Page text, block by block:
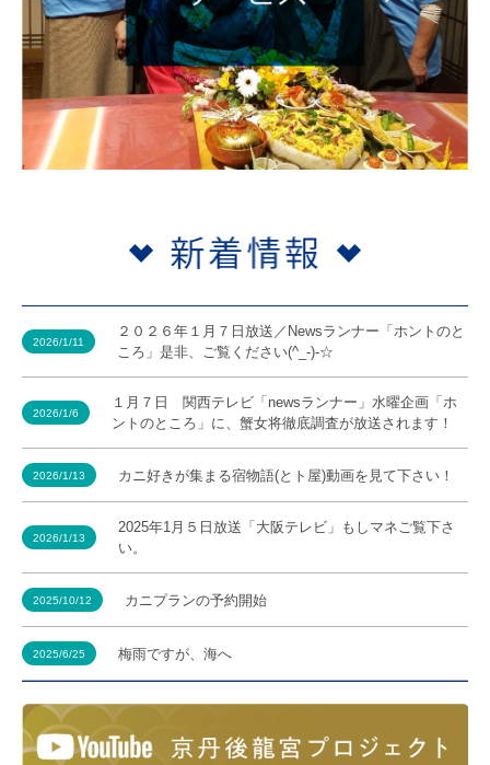
2026/1/11
２０２６年１月７日放送／Newsランナー「ホントのと
ころ」是非、ご覧ください(^_-)-☆
2026/1/6
１月７日 関西テレビ「newsランナー」水曜企画「ホ
ントのところ」に、蟹女将徹底調査が放送されます！
2026/1/13 カニ好きが集まる宿物語(とト屋)動画を見て下さい！
2026/1/13
2025年1月５日放送「大阪テレビ」もしマネご覧下さ
い。
2025/10/12 カニプランの予約開始
2025/6/25 梅雨ですが、海へ